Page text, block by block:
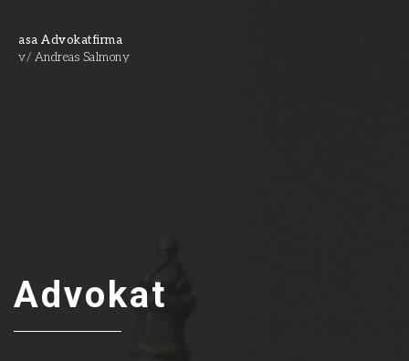
asa Advokatfirma
v/ Andreas Salmony
Advokat